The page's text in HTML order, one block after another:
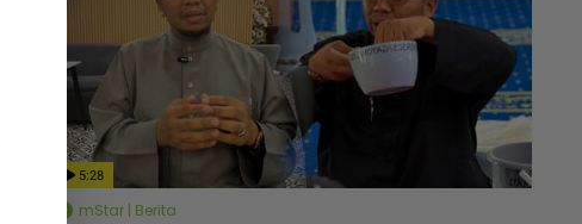
5:28
mStar | Berita